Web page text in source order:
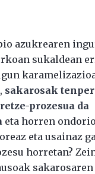
azukrearen
sukaldean
sakarosak
prozesua da
eta horren
eta usainaz
horretan?
sakarosaren